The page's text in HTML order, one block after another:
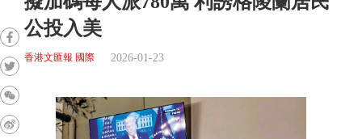
公投入美
香港文匯報 國際 2026-01-23